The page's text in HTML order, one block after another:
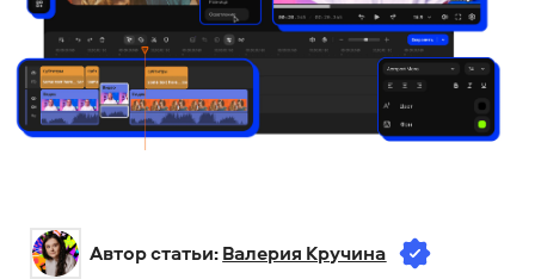
Автор статьи: Валерия Кручина